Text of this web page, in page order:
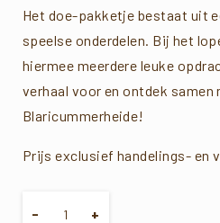
Het doe-pakketje bestaat uit
speelse onderdelen. Bij het
hiermee meerdere leuke
verhaal voor en ontdek
Blaricummerheide!
Prijs exclusief handelings- en
Hoeveelheid
- +